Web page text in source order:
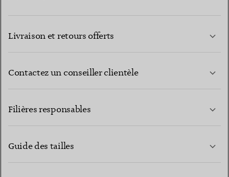
Livraison et retours offerts
Contactez un conseiller clientèle
Filières responsables
Guide des tailles